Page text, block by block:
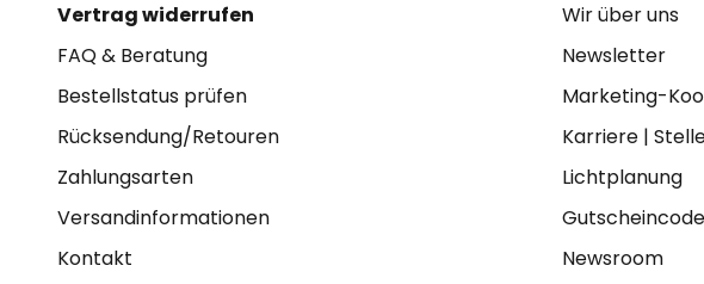
Vertrag widerrufen
FAQ & Beratung
Bestellstatus prüfen
Rücksendung/Retouren
Zahlungsarten
Versandinformationen
Kontakt
Wir über uns
Newsletter
Marketing-
Karriere|
Lichtplanung
Newsroom